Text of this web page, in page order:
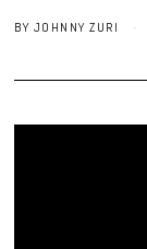
BY JOHNNY ZURI